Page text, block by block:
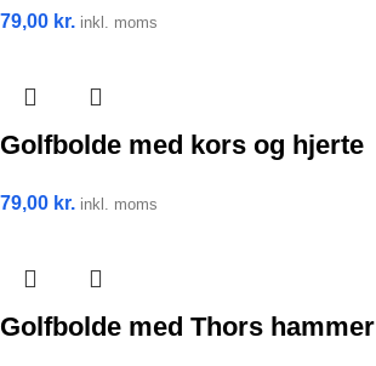
79,00 kr. inkl. moms
Golfbolde med kors og hjerte
79,00 kr. inkl. moms
Golfbolde med Thors hammer